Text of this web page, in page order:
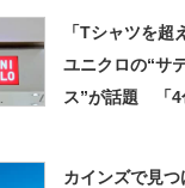
「Tシャツを超
ユニクロの“サ
ス”が話題 「4
カインズで見